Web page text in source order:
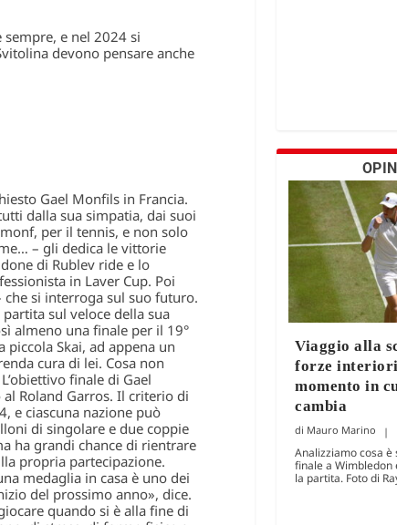
e nel 2024 si
devono pensare anche
Gael Monfils in Francia.
dalla sua simpatia, dai suoi
per il tennis, e non solo
– gli dedica le vittorie
di Rublev ride e lo
in Laver Cup. Poi
che si interroga sul suo futuro.
sul veloce della sua
almeno una finale per il 19°
Skai, ad appena un
cura di lei. Cosa non
finale di Gael
Roland Garros. Il criterio di
e ciascuna nazione può
di singolare e due coppie
ha grandi chance di rientrare
propria partecipazione.
medaglia in casa è uno dei
del prossimo anno», dice.
quando si è alla fine di
Viaggio alla
forze
momento in
cambia
Mauro Marino
Analizziamo cosa è
finale a Wimbledon
la partita. Foto di